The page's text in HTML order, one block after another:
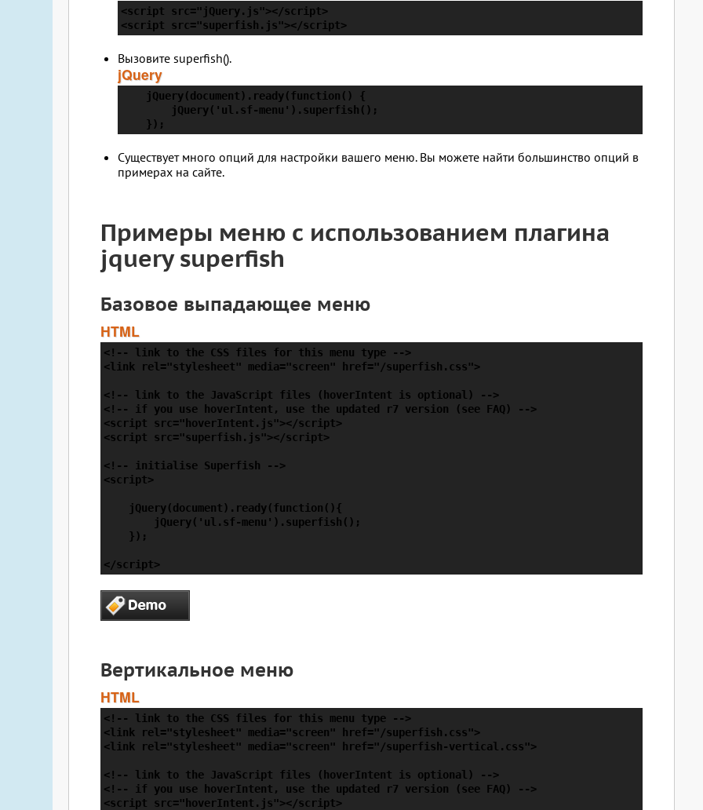
<script src="jQuery.js"></script>
<script src="superfish.js"></script>
Вызовите superfish().
jQuery
    jQuery(document).ready(function() {
        jQuery('ul.sf-menu').superfish();
    });
Существует много опций для настройки вашего меню. Вы можете найти большинство опций в
примерах на сайте.
Примеры меню с использованием плагина
jquery superfish
Базовое выпадающее меню
HTML
<!-- link to the CSS files for this menu type -->
<link rel="stylesheet" media="screen" href="/superfish.css">
<!-- link to the JavaScript files (hoverIntent is optional) -->
<!-- if you use hoverIntent, use the updated r7 version (see FAQ) -->
<script src="hoverIntent.js"></script>
<script src="superfish.js"></script>
<!-- initialise Superfish -->
<script>
    jQuery(document).ready(function(){
        jQuery('ul.sf-menu').superfish();
    });
</script>
Вертикальное меню
HTML
<!-- link to the CSS files for this menu type -->
<link rel="stylesheet" media="screen" href="/superfish.css">
<link rel="stylesheet" media="screen" href="/superfish-vertical.css">
<!-- link to the JavaScript files (hoverIntent is optional) -->
<!-- if you use hoverIntent, use the updated r7 version (see FAQ) -->
<script src="hoverIntent.js"></script>